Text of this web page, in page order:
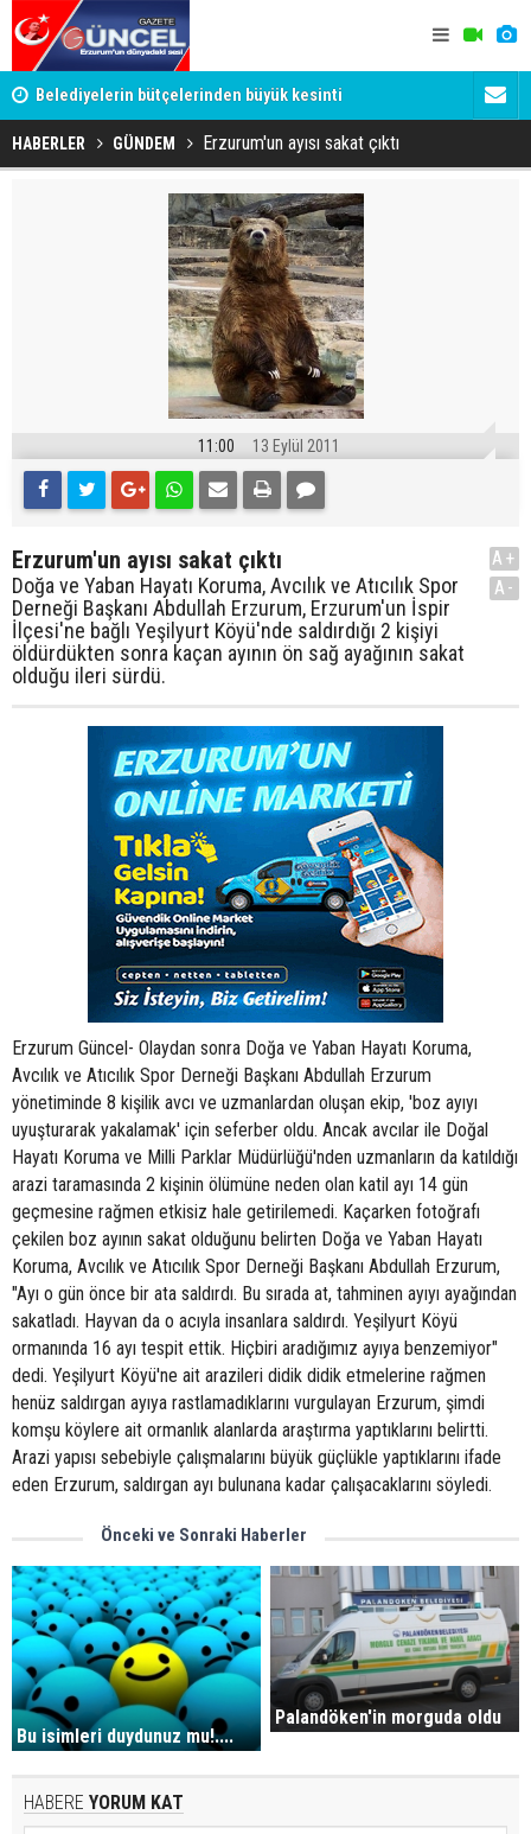
Belediyelerin bütçelerinden büyük kesinti
HABERLER GÜNDEM Erzurum'un ayısı sakat çıktı
11:00 13 Eylül 2011
Erzurum'un ayısı sakat çıktı
Doğa ve Yaban Hayatı Koruma, Avcılık ve Atıcılık Spor
Derneği Başkanı Abdullah Erzurum, Erzurum'un İspir
İlçesi'ne bağlı Yeşilyurt Köyü'nde saldırdığı 2 kişiyi
öldürdükten sonra kaçan ayının ön sağ ayağının sakat
olduğu ileri sürdü.
A+
A-
Erzurum Güncel- Olaydan sonra Doğa ve Yaban Hayatı Koruma,
Avcılık ve Atıcılık Spor Derneği Başkanı Abdullah Erzurum
yönetiminde 8 kişilik avcı ve uzmanlardan oluşan ekip, 'boz ayıyı
uyuşturarak yakalamak' için seferber oldu. Ancak avcılar ile Doğal
Hayatı Koruma ve Milli Parklar Müdürlüğü'nden uzmanların da katıldığı
arazi taramasında 2 kişinin ölümüne neden olan katil ayı 14 gün
geçmesine rağmen etkisiz hale getirilemedi. Kaçarken fotoğrafı
çekilen boz ayının sakat olduğunu belirten Doğa ve Yaban Hayatı
Koruma, Avcılık ve Atıcılık Spor Derneği Başkanı Abdullah Erzurum,
"Ayı o gün önce bir ata saldırdı. Bu sırada at, tahminen ayıyı ayağından
sakatladı. Hayvan da o acıyla insanlara saldırdı. Yeşilyurt Köyü
ormanında 16 ayı tespit ettik. Hiçbiri aradığımız ayıya benzemiyor"
dedi. Yeşilyurt Köyü'ne ait arazileri didik didik etmelerine rağmen
henüz saldırgan ayıya rastlamadıklarını vurgulayan Erzurum, şimdi
komşu köylere ait ormanlık alanlarda araştırma yaptıklarını belirtti.
Arazi yapısı sebebiyle çalışmalarını büyük güçlükle yaptıklarını ifade
eden Erzurum, saldırgan ayı bulunana kadar çalışacaklarını söyledi.
Önceki ve Sonraki Haberler
Bu isimleri duydunuz mu!....
Palandöken'in morguda oldu
HABERE YORUM KAT